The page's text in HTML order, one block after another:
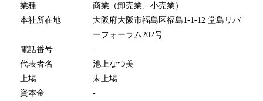
業種
商業（卸売業、小売業）
本社所在地
大阪府大阪市福島区福島1-1-12 堂島リバ
ーフォーラム202号
電話番号
-
代表者名
池上なつ美
上場
未上場
資本金
-